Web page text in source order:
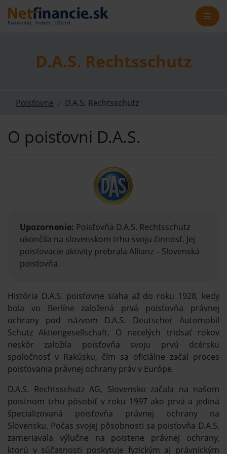
D.A.S. Rechtsschutz
Poisťovne D.A.S. Rechtsschutz
O poisťovni D.A.S.
Upozornenie: Poisťovňa D.A.S. Rechtsschutz
ukončila na slovenskom trhu svoju činnosť. Jej
poisťovacie aktivity prebrala Allianz – Slovenská
poisťovňa.
História D.A.S. poisťovne siaha až do roku 1928, kedy
bola vo Berlíne založená prvá poisťovňa právnej
ochrany pod názvom D.A.S. Deutscher Automobil
Schutz Aktiengesellschaft. O necelých tridsať rokov
neskôr založila poisťovňa svoju prvú dcérsku
spoločnosť v Rakúsku, čím sa oficiálne začal proces
poisťovania právnej ochrany práv v Európe.
D.A.S. Rechtsschutz AG, Slovensko začala na našom
poistnom trhu pôsobiť v roku 1997 ako prvá a jediná
špecializovaná poisťovňa právnej ochrany na
Slovensku. Počas svojej pôsobnosti sa poisťovňa D.A.S.
zameriavala výlučne na poistene právnej ochrany,
ktorú v súčasnosti poskytuje fyzickým aj právnickým